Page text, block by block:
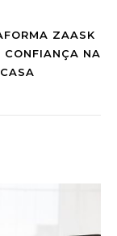
ZAASK
CONFIANÇA NA